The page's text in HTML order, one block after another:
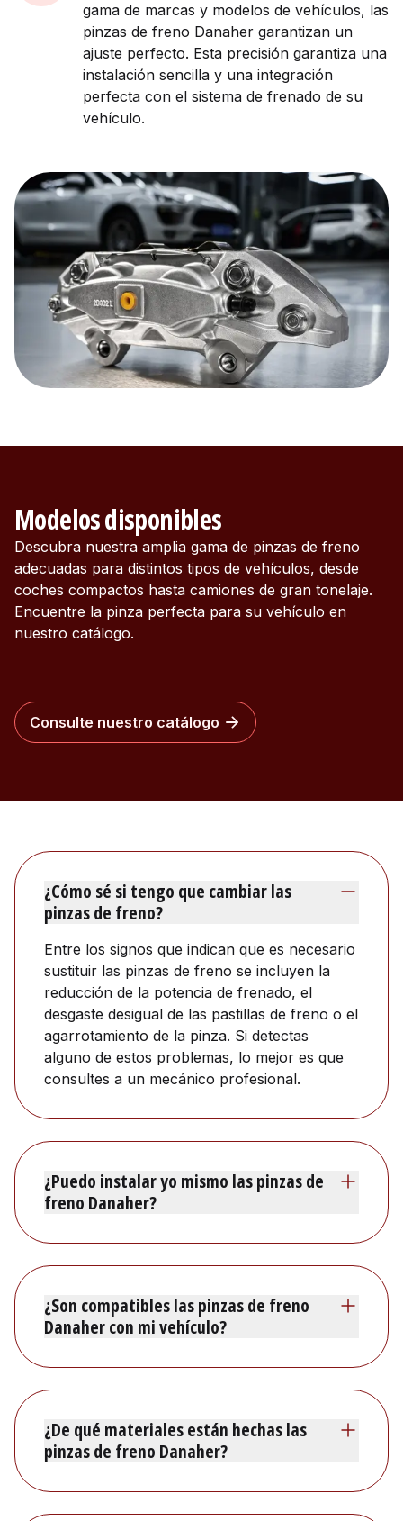
gama de marcas y modelos de vehículos, las
pinzas de freno Danaher garantizan un
ajuste perfecto. Esta precisión garantiza una
instalación sencilla y una integración
perfecta con el sistema de frenado de su
vehículo.
Modelos disponibles
Descubra nuestra amplia gama de pinzas de freno
adecuadas para distintos tipos de vehículos, desde
coches compactos hasta camiones de gran tonelaje.
Encuentre la pinza perfecta para su vehículo en
nuestro catálogo.
Consulte nuestro catálogo
¿Cómo sé si tengo que cambiar las
pinzas de freno?
Entre los signos que indican que es necesario
sustituir las pinzas de freno se incluyen la
reducción de la potencia de frenado, el
desgaste desigual de las pastillas de freno o el
agarrotamiento de la pinza. Si detectas
alguno de estos problemas, lo mejor es que
consultes a un mecánico profesional.
¿Puedo instalar yo mismo las pinzas de
freno Danaher?
¿Son compatibles las pinzas de freno
Danaher con mi vehículo?
¿De qué materiales están hechas las
pinzas de freno Danaher?